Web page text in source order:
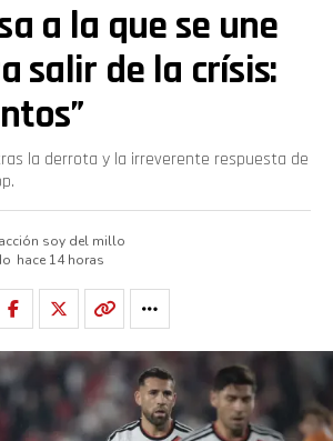
a la que se une
salir de la crísis:
la derrota y la irreverente respuesta de
soy del millo
hace 14 horas